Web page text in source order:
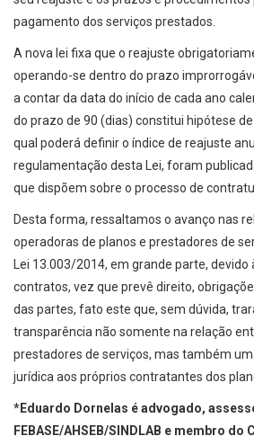
pagamento dos serviços prestados.
A nova lei fixa que o reajuste
operando-se dentro do prazo
a contar da data do início de cada ano
do prazo de 90 (dias) constitui hipótese
qual poderá definir o índice de reajuste
regulamentação desta Lei, foram
que dispõem sobre o processo de
Desta forma, ressaltamos o avanço nas
operadoras de planos e prestadores de
Lei 13.003/2014, em grande parte,
contratos, vez que prevê direito,
das partes, fato este que, sem dúvida,
transparência não somente na relação
prestadores de serviços, mas também
jurídica aos próprios contratantes dos
*Eduardo Dornelas é advogado,
FEBASE/AHSEB/SINDLAB e membro